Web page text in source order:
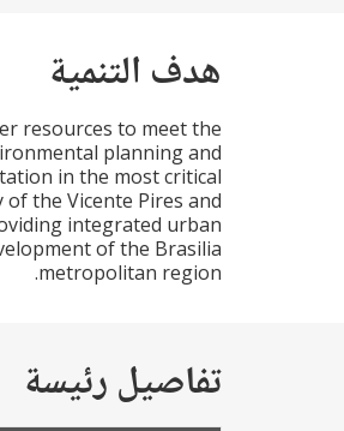
هدف التنمية
resources to meet the
planning and
in the most critical
the Vicente Pires and
integrated urban
of the Brasilia
metropolitan region.
تفاصيل رئيسة